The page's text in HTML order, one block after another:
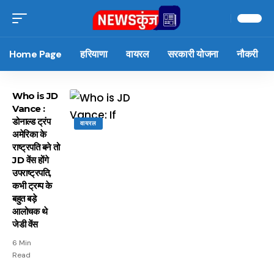
Home Page हरियाणा वायरल सरकारी योजना नौकरी
वायरल
Who is JD
Vance :
डोनाल्ड ट्रंप
अमेरिका के
राष्ट्रपति बने तो
JD वेंस होंगे
उपराष्ट्रपति,
कभी ट्रम्प के
बहुत बड़े
आलोचक थे
जेडी वेंस
6 Min
Read